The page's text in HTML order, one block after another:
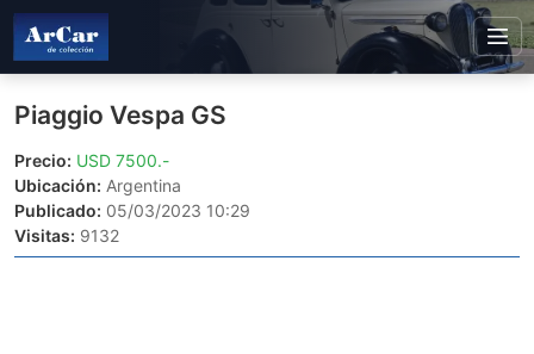
Piaggio Vespa GS
Precio: USD 7500.-
Ubicación: Argentina
Publicado: 05/03/2023 10:29
Visitas: 9132